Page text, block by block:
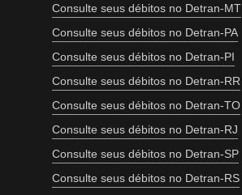
Consulte seus débitos no Detran-MT
Consulte seus débitos no Detran-PA
Consulte seus débitos no Detran-PI
Consulte seus débitos no Detran-RR
Consulte seus débitos no Detran-TO
Consulte seus débitos no Detran-RJ
Consulte seus débitos no Detran-SP
Consulte seus débitos no Detran-RS